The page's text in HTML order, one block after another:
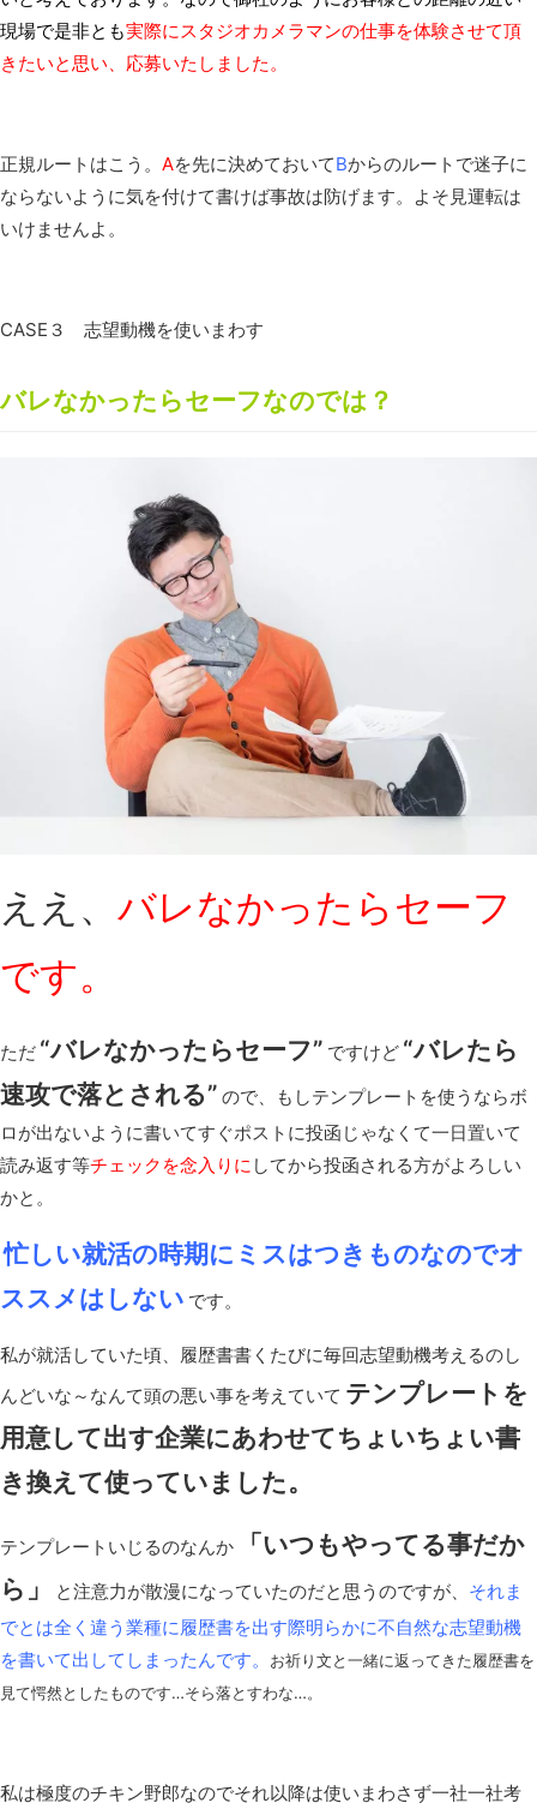
現場で是非とも実際にスタジオカメラマンの仕事を体験させて頂
きたいと思い、応募いたしました。
正規ルートはこう。 Aを先に決めておいてBからのルートで迷子に
ならないように気を付けて書けば事故は防げます。よそ見運転は
いけませんよ。
CASE３ 志望動機を使いまわす
バレなかったらセーフなのでは？
ええ、 バレなかったらセーフ
です。
ただ “バレなかったらセーフ” ですけど “バレたら
速攻で落とされる” ので、もしテンプレートを使うならボ
ロが出ないように書いてすぐポストに投函じゃなくて一日置いて
読み返す等チェックを念入りに してから投函される方がよろしい
かと。
忙しい就活の時期にミスはつきものなのでオ
ススメはしない です。
私が就活していた頃、履歴書書くたびに毎回志望動機考えるのし
んどいな～なんて頭の悪い事を考えていて テンプレートを
用意して出す企業にあわせてちょいちょい書
き換えて使っていました。
テンプレートいじるのなんか
「いつもやってる事だか
ら」
と注意力が散漫になっていたのだと思うのですが、 それま
でとは全く違う業種に履歴書を出す際明らかに不自然な志望動機
を書いて出してしまったんです。
お祈り文と一緒に返ってきた履歴書を
見て愕然としたものです…そら落とすわな…。
私は極度のチキン野郎なのでそれ以降は使いまわさず一社一社考